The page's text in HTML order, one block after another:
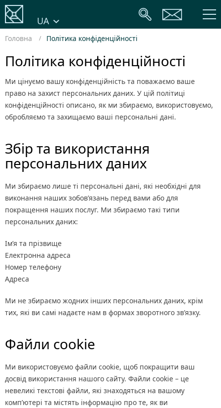
UA
Головна Політика конфіденційності
Політика конфіденційності
Ми цінуємо вашу конфіденційність та поважаємо ваше
право на захист персональних даних. У цій політиці
конфіденційності описано, як ми збираємо, використовуємо,
обробляємо та захищаємо ваші персональні дані.
Збір та використання
персональних даних
Ми збираємо лише ті персональні дані, які необхідні для
виконання наших зобов’язань перед вами або для
покращення наших послуг. Ми збираємо такі типи
персональних даних:
Ім’я та прізвище
Електронна адреса
Номер телефону
Адреса
Ми не збираємо жодних інших персональних даних, крім
тих, які ви самі надаєте нам в формах зворотного зв’язку.
Файли cookie
Ми використовуємо файли cookie, щоб покращити ваш
досвід використання нашого сайту. Файли cookie – це
невеликі текстові файли, які знаходяться на вашому
комп’ютері та містять інформацію про те, як ви